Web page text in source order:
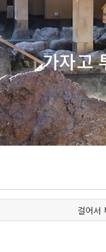
와카야마
가자고
걸어서